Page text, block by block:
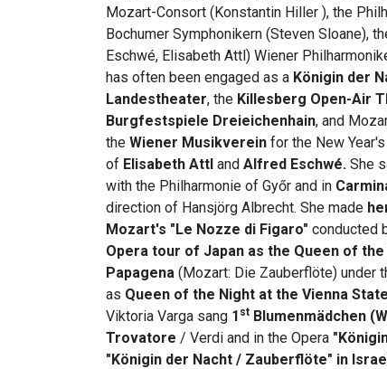
Mozart-Consort (Konstantin Hiller ), the
Bochumer Symphonikern (Steven Sloane),
Eschwé, Elisabeth Attl) Wiener
has often been engaged as a Königin der
Landestheater, the Killesberg Open-Air
Burgfestspiele Dreieichenhain, and
the Wiener Musikverein for the New
of Elisabeth Attl and Alfred Eschwé. She
with the Philharmonie of Győr and in
direction of Hansjörg Albrecht. She made
Mozart's "Le Nozze di Figaro" conducted
Opera tour of Japan as the Queen of
Papagena (Mozart: Die Zauberflöte) under
as Queen of the Night at the Vienna
Viktoria Varga sang 1 st Blumenmädchen
Trovatore / Verdi and in the Opera
"Königin der Nacht / Zauberflöte" in